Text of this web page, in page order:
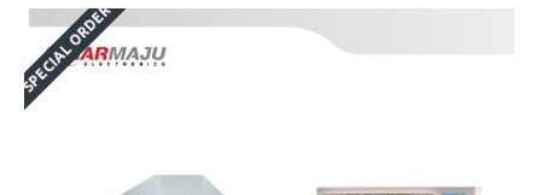
SPECIAL ORDER